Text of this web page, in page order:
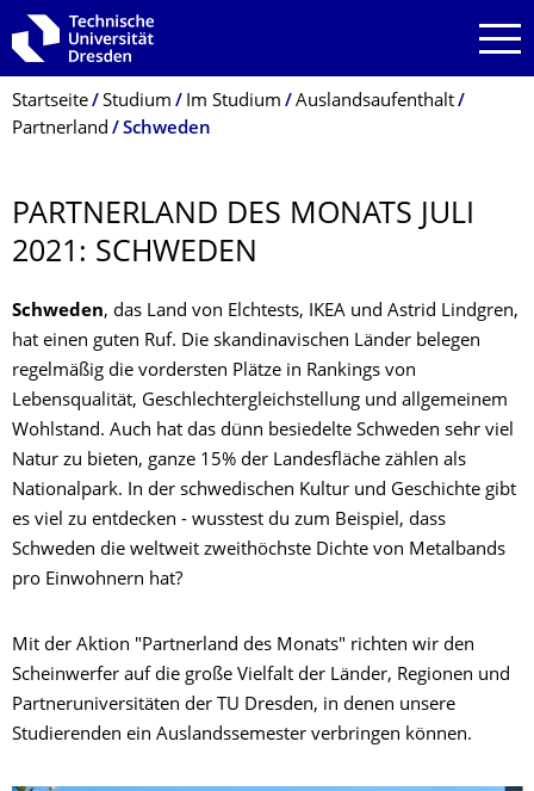
Zur Hauptnavigation springen
Zur Suche springen
Zum Inhalt springen
Breadcrumb-Menü
Startseite Studium Im Studium
Auslandsaufenthalt
Partnerland
Schweden
PARTNERLAND DES MONATS JULI
2021: SCHWEDEN
Schweden, das Land von Elchtests, IKEA und Astrid Lindgren,
hat einen guten Ruf. Die skandinavischen Länder belegen
regelmäßig die vordersten Plätze in Rankings von
Lebensqualität, Geschlechtergleichstellung und allgemeinem
Wohlstand. Auch hat das dünn besiedelte Schweden sehr viel
Natur zu bieten, ganze 15% der Landesfläche zählen als
Nationalpark. In der schwedischen Kultur und Geschichte gibt
es viel zu entdecken - wusstest du zum Beispiel, dass
Schweden die weltweit zweithöchste Dichte von Metalbands
pro Einwohnern hat?
Mit der Aktion "Partnerland des Monats" richten wir den
Scheinwerfer auf die große Vielfalt der Länder, Regionen und
Partneruniversitäten der TU Dresden, in denen unsere
Studierenden ein Auslandssemester verbringen können.